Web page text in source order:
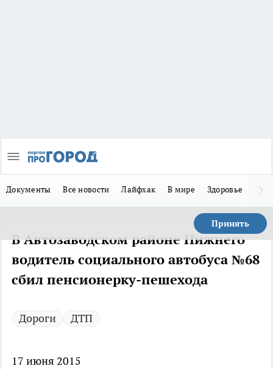
Документы Все новости Лайфхак В мире Здоровье
Принять
В Автозаводском районе Нижнего
водитель социального автобуса №68
сбил пенсионерку-пешехода
Дороги ДТП
17 июня 2015